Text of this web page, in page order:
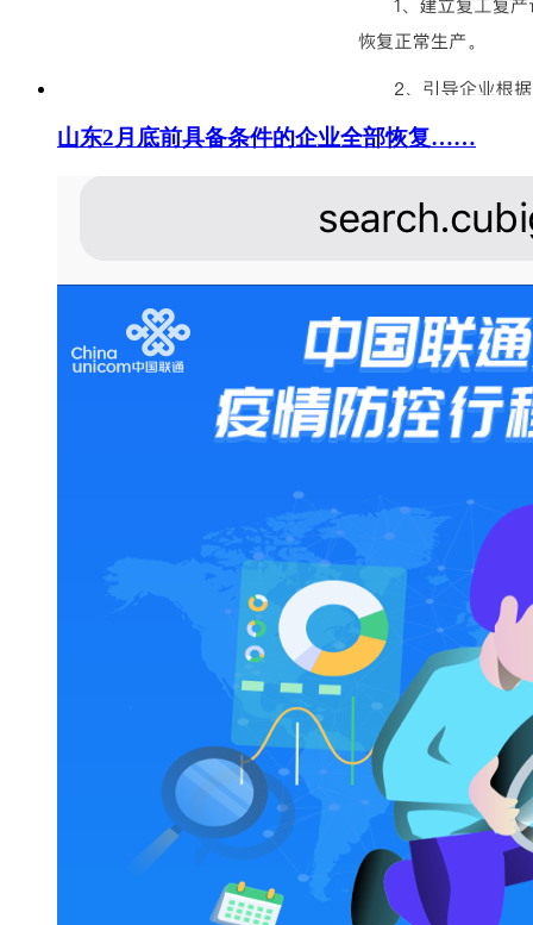
山东2月底前具备条件的企业全部恢复……